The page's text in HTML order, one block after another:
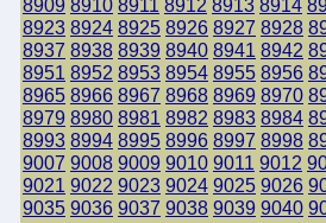
8909 8910 8911 8912 8913 8914
8923 8924 8925 8926 8927 8928
8937 8938 8939 8940 8941 8942
8951 8952 8953 8954 8955 8956
8965 8966 8967 8968 8969 8970
8979 8980 8981 8982 8983 8984
8993 8994 8995 8996 8997 8998
9007 9008 9009 9010 9011 9012
9021 9022 9023 9024 9025 9026
9035 9036 9037 9038 9039 9040